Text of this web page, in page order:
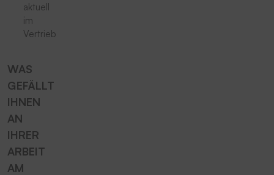
aktuell
im
Vertrieb
WAS
GEFÄLLT
IHNEN
AN
IHRER
ARBEIT
AM